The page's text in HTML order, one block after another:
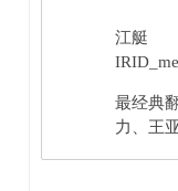
江艇
最经典
力、王